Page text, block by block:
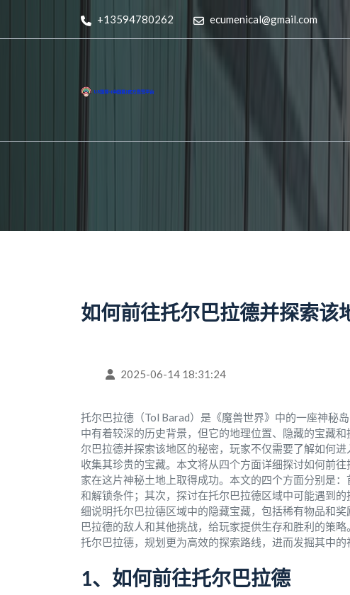
+13594780262 ecumenical@gmail.com
如何前往托尔巴拉德并探索该
2025-06-14 18:31:24
托尔巴拉德（Tol Barad）是《魔兽世界》中的一座神秘
中有着较深的历史背景，但它的地理位置、隐藏的宝藏
尔巴拉德并探索该地区的秘密，玩家不仅需要了解如何
收集其珍贵的宝藏。本文将从四个方面详细探讨如何前
家在这片神秘土地上取得成功。本文的四个方面分别是
和解锁条件；其次，探讨在托尔巴拉德区域中可能遇到
细说明托尔巴拉德区域中的隐藏宝藏，包括稀有物品和
巴拉德的敌人和其他挑战，给玩家提供生存和胜利的策
托尔巴拉德，规划更为高效的探索路线，进而发掘其中的
1、如何前往托尔巴拉德